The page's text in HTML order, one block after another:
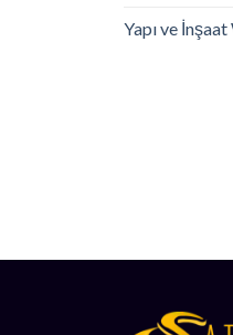
Yapı ve